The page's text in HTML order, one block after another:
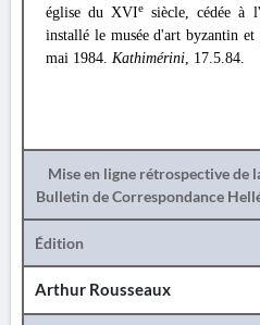
église du XVIe
siècle, cédée à
installé le musée d'art byzantin
mai 1984. Kathimérini, 17.5.84.
Mise en ligne rétrospective de
Bulletin de Correspondance
Édition
Arthur Rousseaux